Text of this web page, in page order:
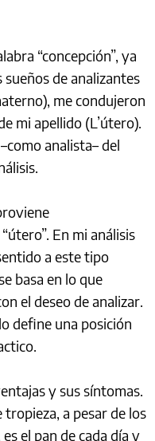
“concepción”, ya
de analizantes
me condujeron
mi apellido (L’útero).
analista– del
En mi análisis
a este tipo
basa en lo que
el deseo de analizar.
define una posición
y sus síntomas.
a pesar de los
el pan de cada día y